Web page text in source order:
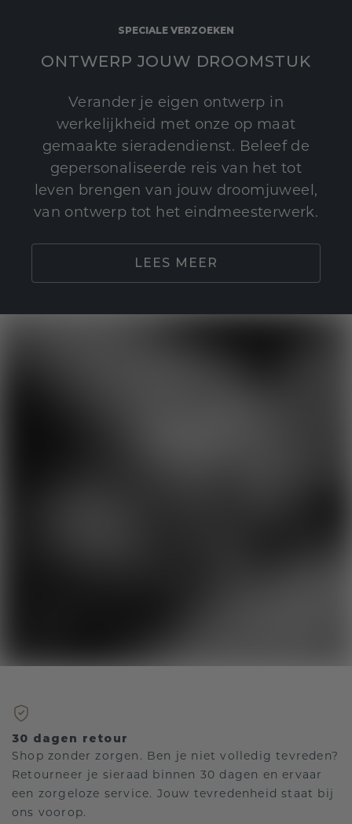
SPECIALE VERZOEKEN
ONTWERP JOUW DROOMSTUK
Verander je eigen ontwerp in
werkelijkheid met onze op maat
gemaakte sieradendienst. Beleef de
gepersonaliseerde reis van het tot
leven brengen van jouw droomjuweel,
van ontwerp tot het eindmeesterwerk.
LEES MEER
30 dagen retour
Shop zonder zorgen. Ben je niet volledig tevreden?
Retourneer je sieraad binnen 30 dagen en ervaar
een zorgeloze service. Jouw tevredenheid staat bij
ons voorop.